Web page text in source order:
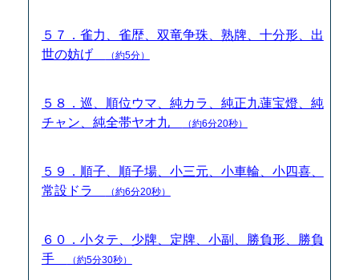
５７．雀力、雀歴、双竜争珠、熟牌、十分形、出
世の妨げ
（約5分）
５８．巡、順位ウマ、純カラ、純正九蓮宝燈、純
チャン、純全帯ヤオ九
（約6分20秒）
５９．順子、順子場、小三元、小車輪、小四喜、
常設ドラ
（約6分20秒）
６０．小タテ、少牌、定牌、小副、勝負形、勝負
手
（約5分30秒）